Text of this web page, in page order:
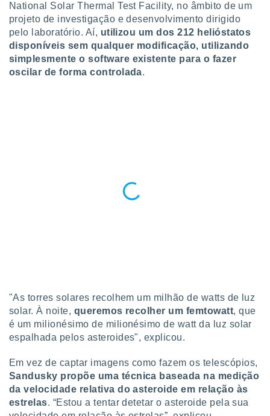
para
e
como a
sitio
IP e
de
o
de
ou aceder
num
para
National Solar Thermal Test Facility, no âmbito de um
projeto de investigação e desenvolvimento dirigido
pelo laboratório. Aí, utilizou um dos 212 helióstatos
disponíveis sem qualquer modificação, utilizando
simplesmente o software existente para o fazer
oscilar de forma controlada.
"As torres solares recolhem um milhão de watts de luz
solar. À noite, queremos recolher um femtowatt, que
é um milionésimo de milionésimo de watt da luz solar
espalhada pelos asteroides", explicou.
Em vez de captar imagens como fazem os telescópios,
Sandusky propõe uma técnica baseada na medição
da velocidade relativa do asteroide em relação às
estrelas. “Estou a tentar detetar o asteroide pela sua